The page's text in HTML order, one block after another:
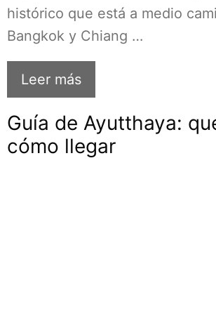
histórico que está a medio
Bangkok y Chiang …
Leer más
Guía de Ayutthaya:
cómo llegar